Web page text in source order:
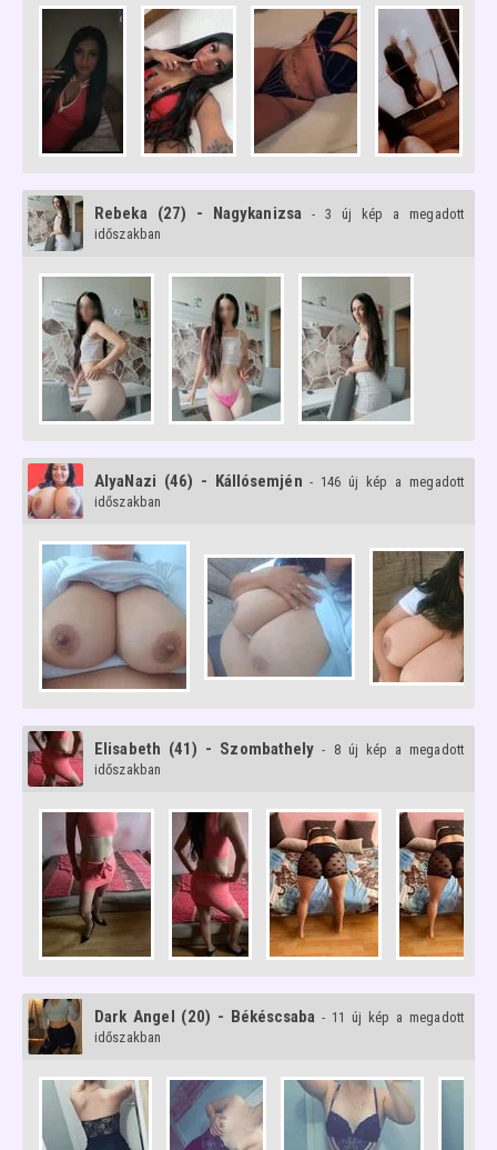
Rebeka (27) - Nagykanizsa
- 3 új kép a megadott
időszakban
AlyaNazi (46) - Kállósemjén - 146 új kép a megadott
időszakban
Elisabeth (41) - Szombathely - 8 új kép a megadott
időszakban
Dark Angel (20) - Békéscsaba - 11 új kép a megadott
időszakban